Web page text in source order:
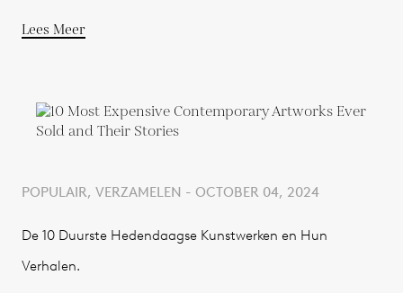
Lees Meer
POPULAIR, VERZAMELEN - OCTOBER 04, 2024
De 10 Duurste Hedendaagse Kunstwerken en Hun
Verhalen.